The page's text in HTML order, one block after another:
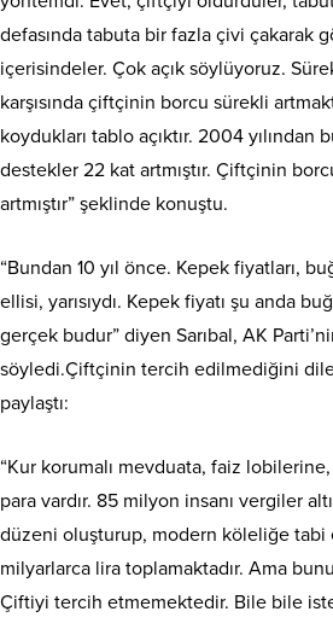
defasında tabuta bir fazla çivi çakarak
içerisindeler. Çok açık söylüyoruz.
karşısında çiftçinin borcu sürekli
koydukları tablo açıktır. 2004 yılından
destekler 22 kat artmıştır. Çiftçinin
artmıştır” şeklinde konuştu.
“Bundan 10 yıl önce. Kepek fiyatları,
ellisi, yarısıydı. Kepek fiyatı şu anda
gerçek budur” diyen Sarıbal, AK
söyledi.Çiftçinin tercih edilmediğini dile
paylaştı:
“Kur korumalı mevduata, faiz
para vardır. 85 milyon insanı vergiler
düzeni oluşturup, modern köleliğe
milyarlarca lira toplamaktadır. Ama
Çiftiyi tercih etmemektedir. Bile bile